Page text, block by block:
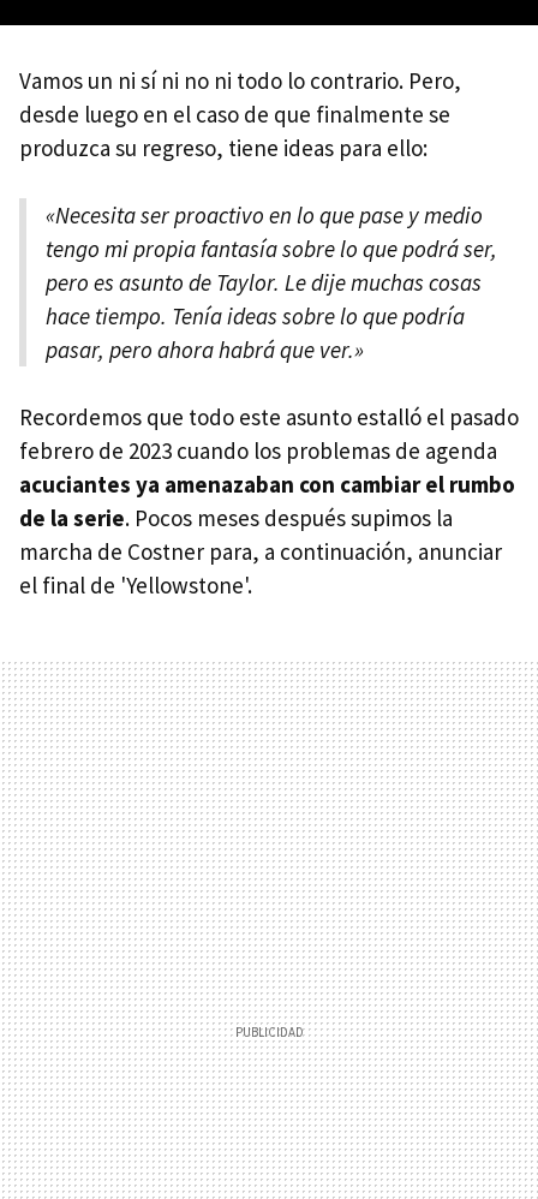
Vamos un ni sí ni no ni todo lo contrario. Pero,
desde luego en el caso de que finalmente se
produzca su regreso, tiene ideas para ello:
«Necesita ser proactivo en lo que pase y medio
tengo mi propia fantasía sobre lo que podrá ser,
pero es asunto de Taylor. Le dije muchas cosas
hace tiempo. Tenía ideas sobre lo que podría
pasar, pero ahora habrá que ver.»
Recordemos que todo este asunto estalló el pasado
febrero de 2023 cuando los problemas de agenda
acuciantes ya amenazaban con cambiar el rumbo
de la serie. Pocos meses después supimos la
marcha de Costner para, a continuación, anunciar
el final de 'Yellowstone'.